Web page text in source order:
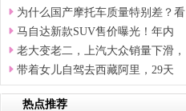
为什么国产摩托车质量特别差？看
马自达新款SUV售价曝光！年内
老大变老二，上汽大众销量下滑，
带着女儿自驾去西藏阿里，29天
热点推荐